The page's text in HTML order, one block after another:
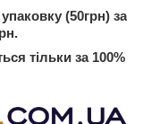
(50грн) за
тільки за 100%